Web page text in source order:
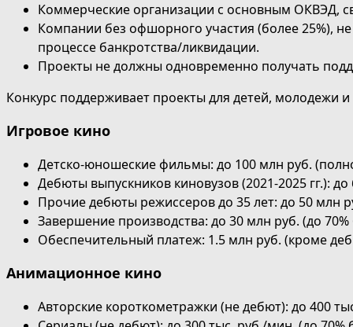
Коммерческие организации с основным ОКВЭД,
Компании без офшорного участия (более 25%),
процессе банкротства/ликвидации.
Проекты не должны одновременно получать
Конкурс поддерживает проекты для детей, молодежи
Игровое кино
Детско-юношеские фильмы: до 100 млн руб.
Дебюты выпускников киновузов (2021-2025 гг.):
Прочие дебюты режиссеров до 35 лет: до 50 млн
Завершение производства: до 30 млн руб. (до
Обеспечительный платеж: 1.5 млн руб. (кроме
Анимационное кино
Авторские короткометражки (не дебют): до 400